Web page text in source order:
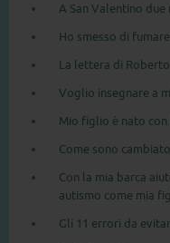
A San Valentino due
Ho smesso di
La lettera di
Voglio insegnare a
Mio figlio è nato
Come sono
Con la mia barca
autismo come mia
Gli 11 errori da